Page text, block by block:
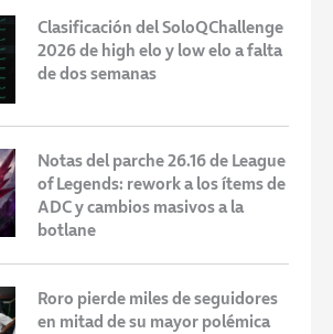
Clasificación del SoloQChallenge
2026 de high elo y low elo a falta
de dos semanas
Notas del parche 26.16 de League
of Legends: rework a los ítems de
ADC y cambios masivos a la
botlane
Roro pierde miles de seguidores
en mitad de su mayor polémica